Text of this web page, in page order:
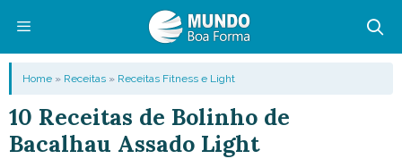
conteúdo
Menu
Home » Receitas » Receitas Fitness e Light
10 Receitas de Bolinho de
Bacalhau Assado Light